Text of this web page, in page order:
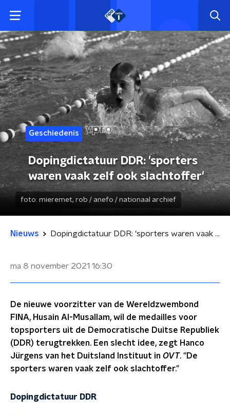
Geschiedenis
Dopingdictatuur DDR: 'sporters
waren vaak zelf ook slachtoffer'
foto: mieremet, rob / anefo / nationaal archief
Nieuws Dopingdictatuur DDR: 'sporters waren vaak zelf ook slachtoffer'
ma 8 november 2021 16:30
De nieuwe voorzitter van de Wereldzwembond
FINA, Husain Al-Musallam, wil de medailles voor
topsporters uit de Democratische Duitse Republiek
(DDR) terugtrekken. Een slecht idee, zegt Hanco
Jürgens van het Duitsland Instituut in OVT. "De
sporters waren vaak zelf ook slachtoffer."
Dopingdictatuur DDR